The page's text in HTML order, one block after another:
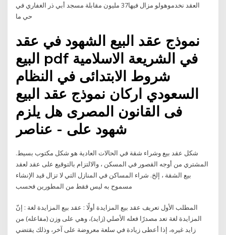
العقد نخدموهولو مزال فيها37 مليون مقابلة مسجد أبي ذر الغفاري في
حي ما
نموذج عقد البيع الشهود في عقد
البيع pdf في الشريعة الاسلامية
شروط الابتدائى في النظام
السعودي اركان نموذج عقد البيع
فى القانون المصرى هل يلزم
شهود على - عناصر
شكل عقد بيع وشراء شقة في الحالات العادية هو شكل مكتوب بسيط.
المشتري من أوجه القصور في المسكن ، والالتزام بالتوقيع على عقد لعقد
بيع الشقة ، إلخ. شراء المساكن في المنازل التي لا تزال قيد الإنشاء
مسموح به ليس فقط من المطورين فحسب
المطلب الأول تعريف عقد بيع المزايدة أولًا : عقد بيع المزايدة لغة : إنّ
المزايدة لغة تعد مصدرًا فعله الأصلي (زايد)، وهي على وزن (مفاعله) من
زايد غيره، إذا أعطى زيادة في سلعة معروضة على آخر، وذلك يقتضي